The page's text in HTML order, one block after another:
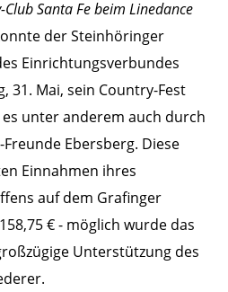
Santa Fe beim Linedance
der Steinhöringer
Einrichtungsverbundes
31. Mai, sein Country-Fest
unter anderem auch durch
Ebersberg. Diese
Einnahmen ihres
auf dem Grafinger
€ - möglich wurde das
Unterstützung des